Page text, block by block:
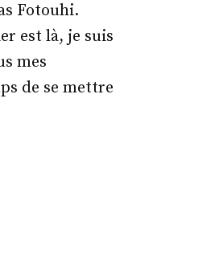
Fotouhi.
est là, je suis
mes
de se mettre